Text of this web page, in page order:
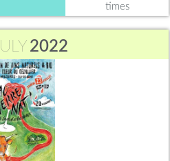
times
2022